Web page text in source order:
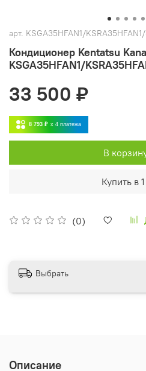
арт. KSGA35HFAN1/
Кондиционер Kentatsu
KSGA35HFAN1/
(0)
33 500 ₽
8 793 ₽ x 4 платежа
В
Купить в
Выбрать
Описание